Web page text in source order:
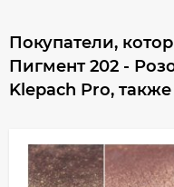
Покупатели,
Пигмент 202 -
Klepach Pro,